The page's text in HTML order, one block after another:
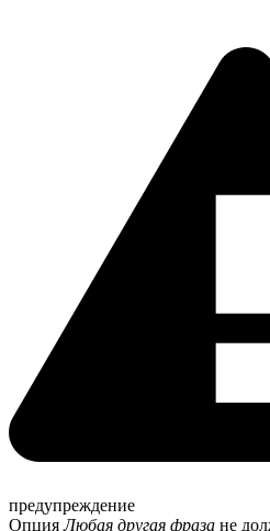
предупреждение
ОпцияЛюбая другая фраза не